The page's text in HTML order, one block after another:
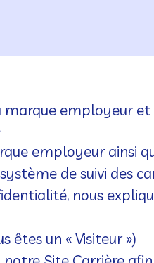
employeur
employeur ainsi
système de suivi des
nous
êtes un « Visiteur »)